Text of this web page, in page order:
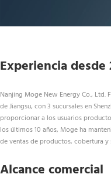
Experiencia desde
Nanjing Moge New Energy Co., Ltd.
de Jiangsu, con 3 sucursales en
proporcionar a los usuarios
los últimos 10 años, Moge ha
de ventas de productos, cobertura
Alcance comercial